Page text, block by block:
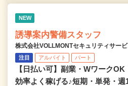
NEW
誘導案内警備スタッフ
株式会社VOLLMONTセキュリティサー
注目 アルバイト パート
【日払い可】副業・Wワーク
効率よく稼げる♪短期・単発・週